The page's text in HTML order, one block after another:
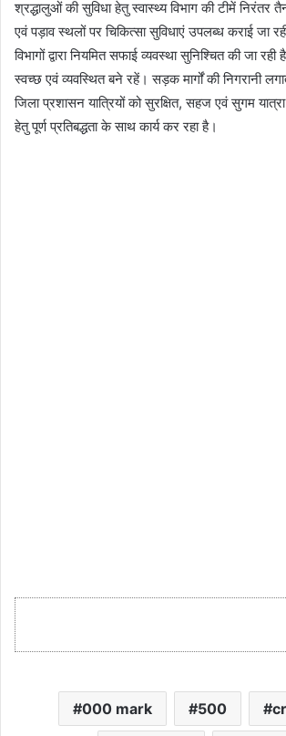
श्रद्धालुओं की सुविधा हेतु स्वास्थ्य विभाग की टीमें निरंतर
एवं पड़ाव स्थलों पर चिकित्सा सुविधाएं उपलब्ध कराई जा
विभागों द्वारा नियमित सफाई व्यवस्था सुनिश्चित की जा रही
स्वच्छ एवं व्यवस्थित बने रहें। सड़क मार्गों की निगरानी
जिला प्रशासन यात्रियों को सुरक्षित, सहज एवं सुगम
हेतु पूर्ण प्रतिबद्धता के साथ कार्य कर रहा है।
000 mark 500